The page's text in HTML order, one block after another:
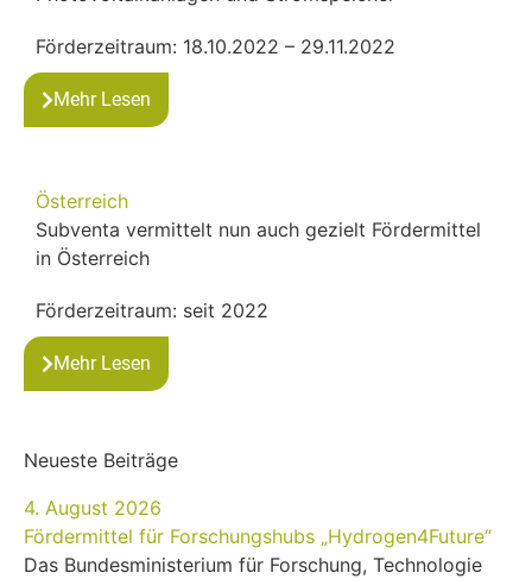
Förderzeitraum: 18.10.2022 – 29.11.2022
Mehr Lesen
Österreich
Subventa vermittelt nun auch gezielt Fördermittel
in Österreich
Förderzeitraum: seit 2022
Mehr Lesen
Neueste Beiträge
4. August 2026
Fördermittel für Forschungshubs „Hydrogen4Future“
Das Bundesministerium für Forschung, Technologie